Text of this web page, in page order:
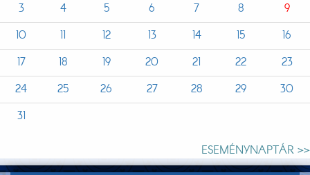
3
4 5 6 7 8
9
10
11 12 13 14 15
16
17
18 19 20 21 22
23
24
25 26 27 28 29
30
31
ESEMÉNYNAPTÁR >>